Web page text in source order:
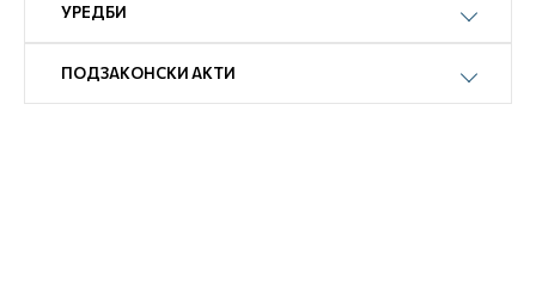
Контакт
Е-Весник
УРЕДБИ
ПОДЗАКОНСКИ АКТИ